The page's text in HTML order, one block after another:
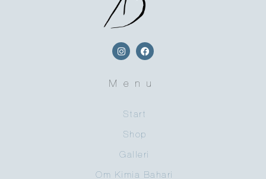
Menu
Start
Shop
Galleri
Om Kimia Bahari